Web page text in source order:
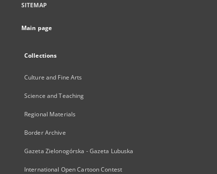
SITEMAP
Main page
Collections
Culture and Fine Arts
Science and Teaching
Regional Materials
Border Archive
Gazeta Zielonogórska - Gazeta Lubuska
International Open Cartoon Contest